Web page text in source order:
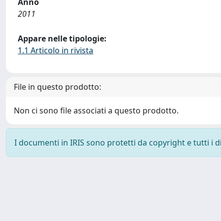
2011
Appare nelle tipologie:
1.1 Articolo in rivista
File in questo prodotto:
Non ci sono file associati a questo prodotto.
I documenti in IRIS sono protetti da copyright e tutti i